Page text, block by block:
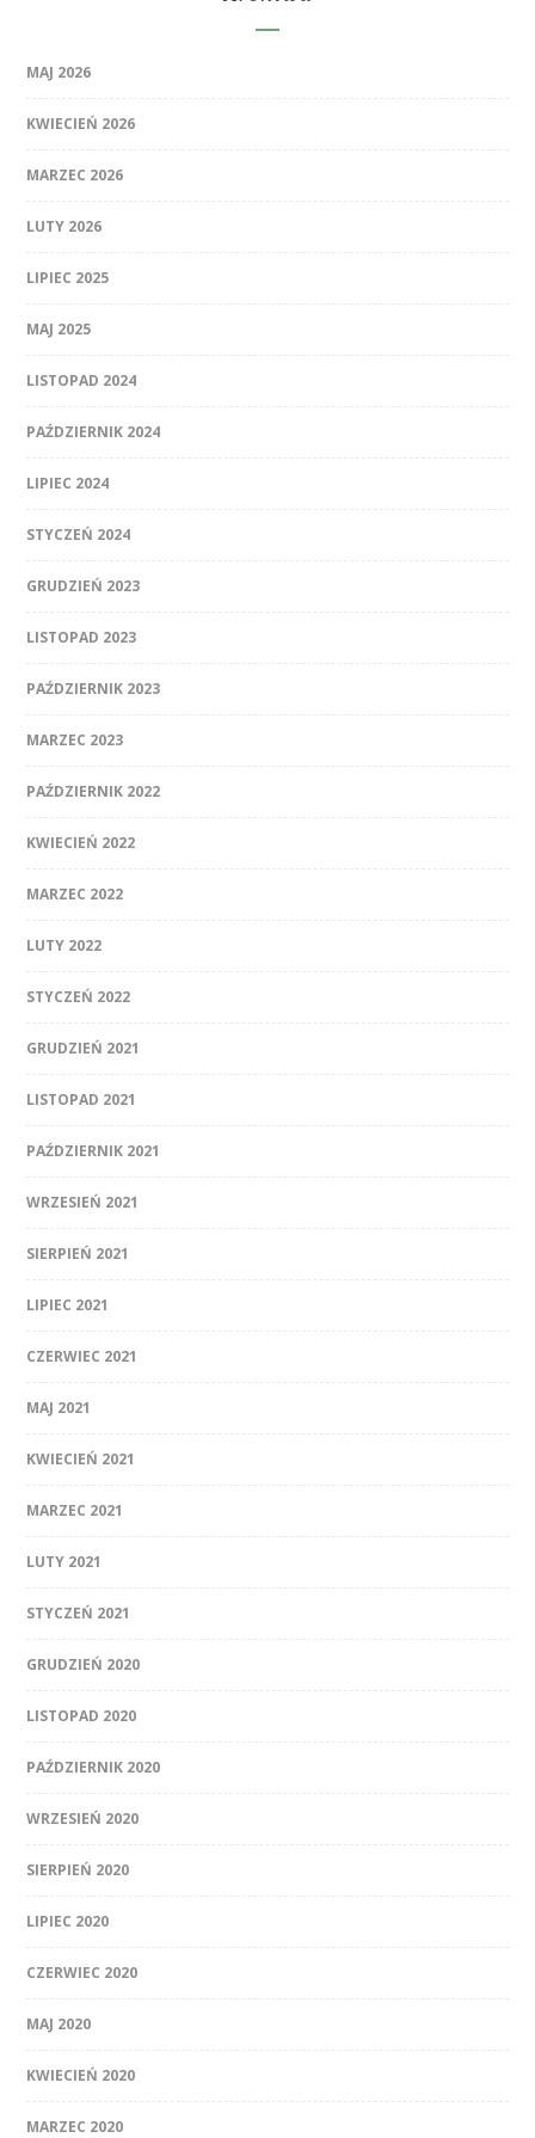
MAJ 2026
KWIECIEŃ 2026
MARZEC 2026
LUTY 2026
LIPIEC 2025
MAJ 2025
LISTOPAD 2024
PAŹDZIERNIK 2024
LIPIEC 2024
STYCZEŃ 2024
GRUDZIEŃ 2023
LISTOPAD 2023
PAŹDZIERNIK 2023
MARZEC 2023
PAŹDZIERNIK 2022
KWIECIEŃ 2022
MARZEC 2022
LUTY 2022
STYCZEŃ 2022
GRUDZIEŃ 2021
LISTOPAD 2021
PAŹDZIERNIK 2021
WRZESIEŃ 2021
SIERPIEŃ 2021
LIPIEC 2021
CZERWIEC 2021
MAJ 2021
KWIECIEŃ 2021
MARZEC 2021
LUTY 2021
STYCZEŃ 2021
GRUDZIEŃ 2020
LISTOPAD 2020
PAŹDZIERNIK 2020
WRZESIEŃ 2020
SIERPIEŃ 2020
LIPIEC 2020
CZERWIEC 2020
MAJ 2020
KWIECIEŃ 2020
MARZEC 2020